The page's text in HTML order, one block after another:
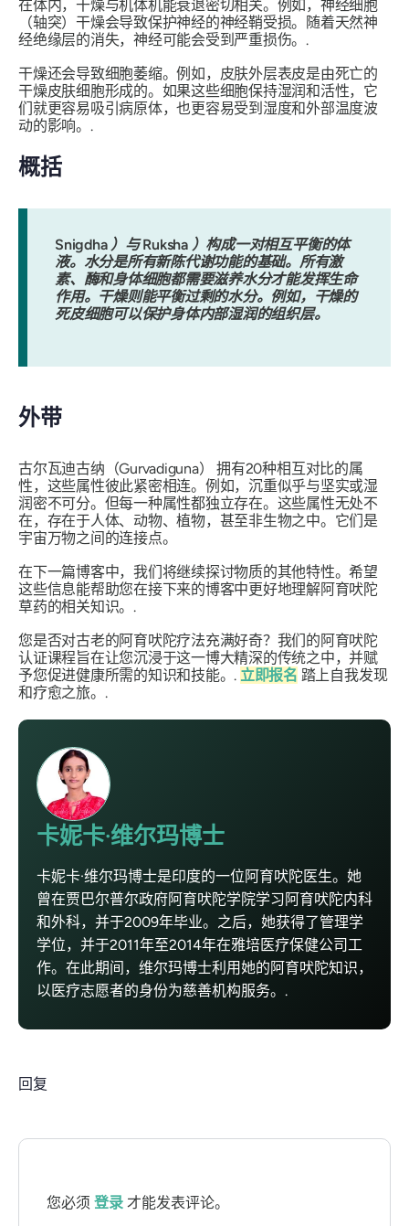
在体内，干燥与机体机能衰退密切相关。例如，神经细胞
（轴突）干燥会导致保护神经的神经鞘受损。随着天然神
经绝缘层的消失，神经可能会受到严重损伤。.
干燥还会导致细胞萎缩。例如，皮肤外层表皮是由死亡的
干燥皮肤细胞形成的。如果这些细胞保持湿润和活性，它
们就更容易吸引病原体，也更容易受到湿度和外部温度波
动的影响。.
概括
Snigdha）与Ruksha）构成一对相互平衡的体
液。水分是所有新陈代谢功能的基础。所有激
素、酶和身体细胞都需要滋养水分才能发挥生命
作用。干燥则能平衡过剩的水分。例如，干燥的
死皮细胞可以保护身体内部湿润的组织层。
外带
古尔瓦迪古纳（Gurvadiguna）
拥有20种相互对比的属
性，这些属性彼此紧密相连。例如，沉重似乎与坚实或湿
润密不可分。但每一种属性都独立存在。这些属性无处不
在，存在于人体、动物、植物，甚至非生物之中。它们是
宇宙万物之间的连接点。
在下一篇博客中，我们将继续探讨物质的其他特性。希望
这些信息能帮助您在接下来的博客中更好地理解阿育吠陀
草药的相关知识。.
您是否对古老的阿育吠陀疗法充满好奇？我们的阿育吠陀
认证课程旨在让您沉浸于这一博大精深的传统之中，并赋
予您促进健康所需的知识和技能。. 立即报名 踏上自我发现
和疗愈之旅。.
卡妮卡·维尔玛博士
卡妮卡·维尔玛博士是印度的一位阿育吠陀医生。她
曾在贾巴尔普尔政府阿育吠陀学院学习阿育吠陀内科
和外科，并于2009年毕业。之后，她获得了管理学
学位，并于2011年至2014年在雅培医疗保健公司工
作。在此期间，维尔玛博士利用她的阿育吠陀知识，
以医疗志愿者的身份为慈善机构服务。.
回复
您必须 登录 才能发表评论。